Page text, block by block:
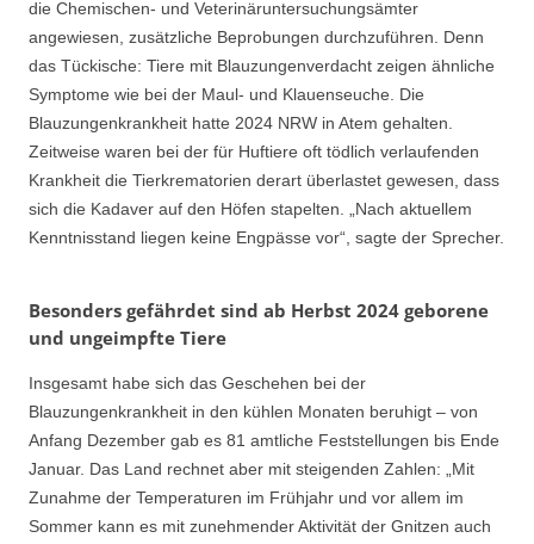
die Chemischen- und Veterinäruntersuchungsämter
angewiesen, zusätzliche Beprobungen durchzuführen. Denn
das Tückische: Tiere mit Blauzungenverdacht zeigen ähnliche
Symptome wie bei der Maul- und Klauenseuche. Die
Blauzungenkrankheit hatte 2024 NRW in Atem gehalten.
Zeitweise waren bei der für Huftiere oft tödlich verlaufenden
Krankheit die Tierkrematorien derart überlastet gewesen, dass
sich die Kadaver auf den Höfen stapelten. „Nach aktuellem
Kenntnisstand liegen keine Engpässe vor“, sagte der Sprecher.
Besonders gefährdet sind ab Herbst 2024 geborene
und ungeimpfte Tiere
Insgesamt habe sich das Geschehen bei der
Blauzungenkrankheit in den kühlen Monaten beruhigt – von
Anfang Dezember gab es 81 amtliche Feststellungen bis Ende
Januar. Das Land rechnet aber mit steigenden Zahlen: „Mit
Zunahme der Temperaturen im Frühjahr und vor allem im
Sommer kann es mit zunehmender Aktivität der Gnitzen auch